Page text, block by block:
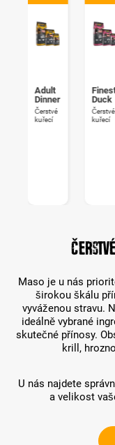
Adult
Dinner
Čerstvé
kuřecí
Duck
Čerstvé
kuřecí
Maso je u nás
širokou škálu
vyváženou stravu.
ideálně vybrané
skutečné přínosy.
krill,
U nás najdete
a velikost